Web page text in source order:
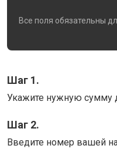
Все поля обязательны
Шаг 1.
Укажите нужную сумму
Шаг 2.
Введите номер вашей